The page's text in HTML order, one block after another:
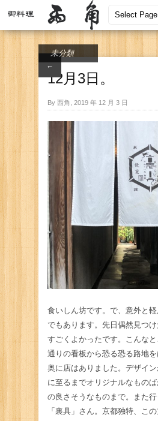
←
未分類
12月3日。
By 西角, 2019 年 12 月 3 日
食いしん坊です。で、意外と
でもあります。先日偶然見つ
すごくよかったです。こんな
通りの看板から恐る恐る路地
奥に店はありました。デザイ
に至るまでオリジナルなもの
の良さそうなものまで。また行
「裏具」さん。京都独特、こ